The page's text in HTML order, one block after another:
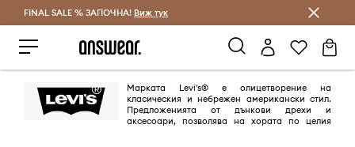
Спестявай с Answear Club
FINAL SALE % ЗАПОЧНА! Виж тук
Марката Levi's® е олицетворение на
класическия и небрежен американски стил.
Предложенията от дънкови дрехи и
аксесоари, позволява на хората по целия